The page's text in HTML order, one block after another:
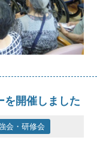
を開催しました
会・研修会